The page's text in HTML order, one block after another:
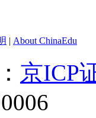
| About ChinaEdu
京ICP